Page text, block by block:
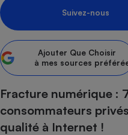
Suivez-nous
Ajouter Que Choisir
à mes sources
Fracture numérique :
consommateurs
qualité à Internet !